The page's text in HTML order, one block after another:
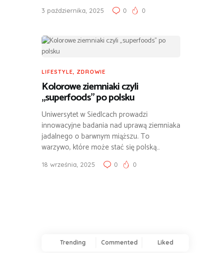
3 października, 2025 0 0
LIFESTYLE, ZDROWIE
Kolorowe ziemniaki czyli
„superfoods” po polsku
Uniwersytet w Siedlcach prowadzi
innowacyjne badania nad uprawą ziemniaka
jadalnego o barwnym miąższu. To
warzywo, które może stać się polską…
18 września, 2025 0 0
Trending Commented Liked